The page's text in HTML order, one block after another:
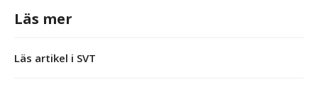
Läs mer
Läs artikel i SVT